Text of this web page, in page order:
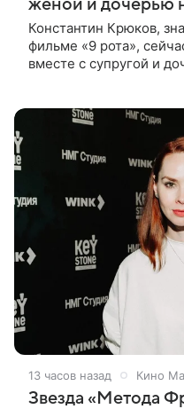
женой и дочерью
Константин Крюков,
фильме «9 рота»,
вместе с супругой и
13 часов назад Кино
Звезда «Метода